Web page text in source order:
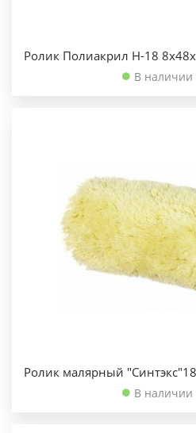
Ролик Полиакрил Н-18
В наличии
Ролик малярный
В наличии